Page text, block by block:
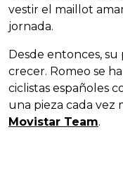
vestir el maillot
jornada.
Desde entonces,
crecer. Romeo se
ciclistas españoles
una pieza cada vez
Movistar Team.